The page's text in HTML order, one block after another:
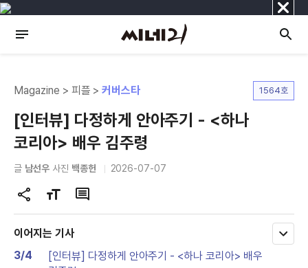
닫
기
Magazine > 피플 >커버스타 1564호
[인터뷰] 다정하게 안아주기 - <하나
코리아> 배우 김주령
글 남선우사진 백종헌 2026-07-07
공
유
하
글
자
크
변
댓
글
이어지는 기사
3/4
[인터뷰] 다정하게 안아주기 - <하나 코리아> 배우
모